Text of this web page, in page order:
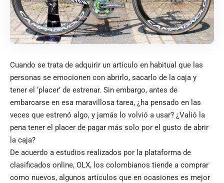
Cuando se trata de adquirir un artículo en habitual que las
personas se emocionen con abrirlo, sacarlo de la caja y
tener el ‘placer’ de estrenar. Sin embargo, antes de
embarcarse en esa maravillosa tarea, ¿ha pensado en las
veces que estrenó algo, y jamás lo volvió a usar? ¿Valió la
pena tener el placer de pagar más solo por el gusto de abrir
la caja?
De acuerdo a estudios realizados por la plataforma de
clasificados online, OLX, los colombianos tiende a comprar
como nuevos, algunos artículos que en ocasiones es mejor